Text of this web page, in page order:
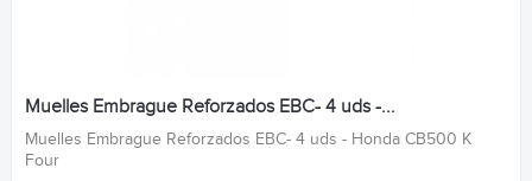
Muelles Embrague Reforzados EBC- 4 uds -...
Muelles Embrague Reforzados EBC- 4 uds - Honda CB500 K
Four